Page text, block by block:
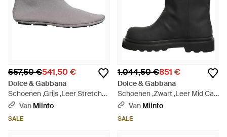
657,50 €541,50 €
Dolce & Gabbana
Schoenen ,Grijs ,Leer Stretch
Mesh Enkellaarsjes - Grijs
Van Miinto
SALE
1.044,50 €851 €
Dolce & Gabbana
Schoenen ,Zwart ,Leer Mid Calf
Laarzen - Zwart
Van Miinto
SALE